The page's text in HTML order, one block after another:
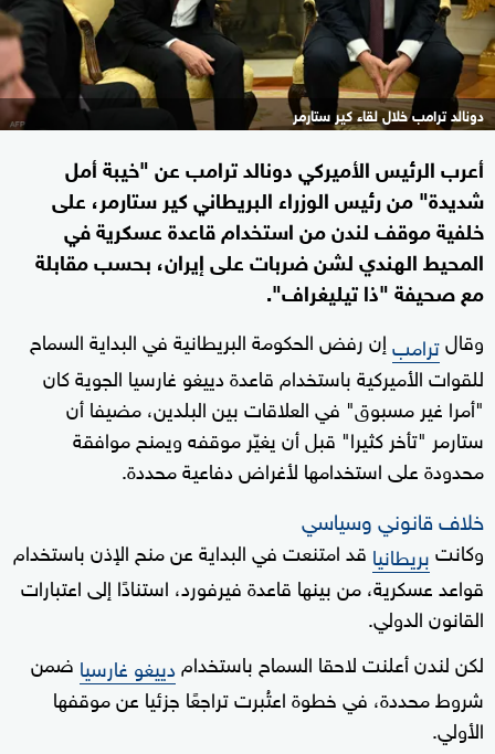
دونالد ترامب خلال لقاء كير ستارمر
أعرب الرئيس الأميركي دونالد ترامب عن "خيبة أمل
شديدة" من رئيس الوزراء البريطاني كير ستارمر، على
خلفية موقف لندن من استخدام قاعدة عسكرية في
المحيط الهندي لشن ضربات على إيران، بحسب مقابلة
مع صحيفة "ذا تيليغراف".
وقالترامبإن رفض الحكومة البريطانية في البداية السماح
للقوات الأميركية باستخدام قاعدة دييغو غارسيا الجوية كان
"أمرا غير مسبوق" في العلاقات بين البلدين، مضيفا أن
ستارمر "تأخر كثيرا" قبل أن يغيّر موقفه ويمنح موافقة
محدودة على استخدامها لأغراض دفاعية محددة.
خلاف قانوني وسياسي
وكانتبريطانيا قد امتنعت في البداية عن منح الإذن باستخدام
قواعد عسكرية، من بينها قاعدة فيرفورد، استنادًا إلى اعتبارات
القانون الدولي.
لكن لندن أعلنت لاحقا السماح باستخدامدييغو غارسيا ضمن
شروط محددة، في خطوة اعتُبرت تراجعًا جزئيا عن موقفها
الأولي.